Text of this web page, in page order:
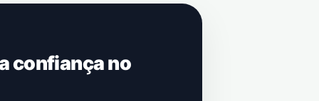
confiança no